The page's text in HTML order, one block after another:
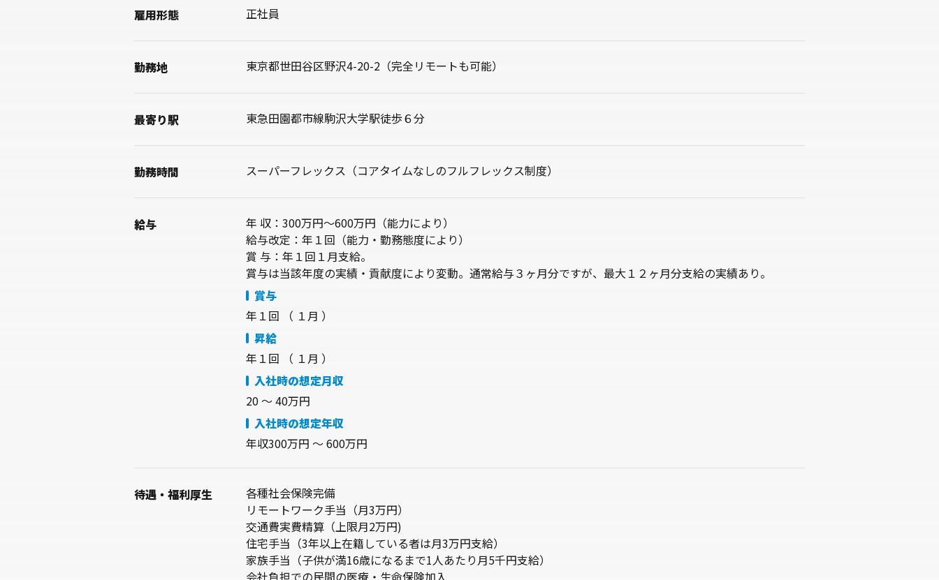
雇用形態 正社員
勤務地 東京都世田谷区野沢4-20-2（完全リモートも可能）
最寄り駅 東急田園都市線駒沢大学駅徒歩６分
勤務時間 スーパーフレックス（コアタイムなしのフルフレックス制度）
給与
年 収：300万円〜600万円（能力により）
給与改定：年１回（能力・勤務態度により）
賞 与：年１回１月支給。
賞与は当該年度の実績・貢献度により変動。通常給与３ヶ月分ですが、最大１２ヶ月分支給の実績あり。
賞与
年１回
（ １月 ）
昇給
年１回 （ １月 ）
入社時の想定月収
20 〜 40万円
入社時の想定年収
年収300万円 〜 600万円
待遇・ 福利厚生
各種社会保険完備
リモートワーク手当（月3万円）
交通費実費精算（上限月2万円)
住宅手当（3年以上在籍している者は月3万円支給）
家族手当（子供が満16歳になるまで1人あたり月5千円支給）
会社負担での民間の医療・生命保険加入